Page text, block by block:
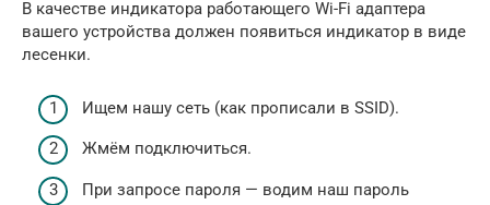
В качестве индикатора работающего Wi-Fi адаптера
вашего устройства должен появиться индикатор в виде
лесенки.
Ищем нашу сеть (как прописали в SSID).
Жмём подключиться.
При запросе пароля — водим наш пароль